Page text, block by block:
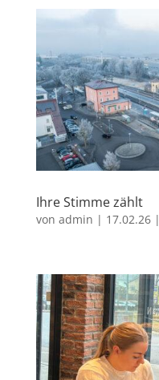
Ihre Stimme zählt
von admin | 17.02.26|